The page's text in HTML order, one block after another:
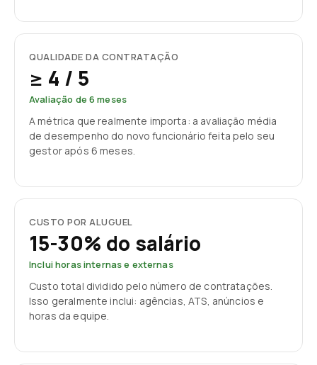
QUALIDADE DA CONTRATAÇÃO
≥ 4 / 5
Avaliação de 6 meses
A métrica que realmente importa: a avaliação média
de desempenho do novo funcionário feita pelo seu
gestor após 6 meses.
CUSTO POR ALUGUEL
15-30% do salário
Inclui horas internas e externas
Custo total dividido pelo número de contratações.
Isso geralmente inclui: agências, ATS, anúncios e
horas da equipe.